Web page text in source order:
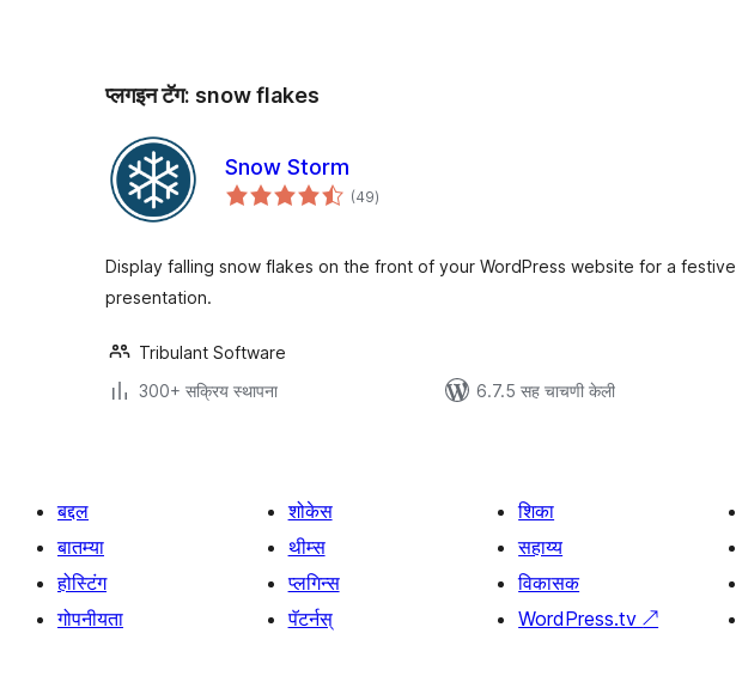
प्लगइन टॅग: snow flakes
Snow Storm
(49एकूण
मूल्यांकन
)
Display falling snow flakes on the front of your WordPress website for a festive
presentation.
Tribulant Software
300+ सक्रिय स्थापना
6.7.5 सह चाचणी केली
बद्दल
बातम्या
होस्टिंग
गोपनीयता
शोकेस
थीम्स
प्लगिन्स
पॅटर्नस्
शिका
सहाय्य
विकासक
WordPress.tv↗